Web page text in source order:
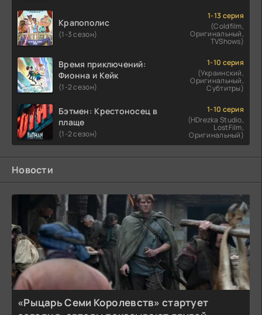
Крапополис
(1-3 сезон)
1-13 серия
(Coldfilm,
Оригинальный,
TVShows)
Время приключений:
Фионна и Кейк
(1-2 сезон)
1-10 серия
(Украинский,
Оригинальный,
Субтитры)
Бэтмен: Крестоносец в
плаще
(1-2 сезон)
1-10 серия
(HDrezka Studio,
LostFilm,
Оригинальный)
Новости
«Рыцарь Семи Королевств» стартует